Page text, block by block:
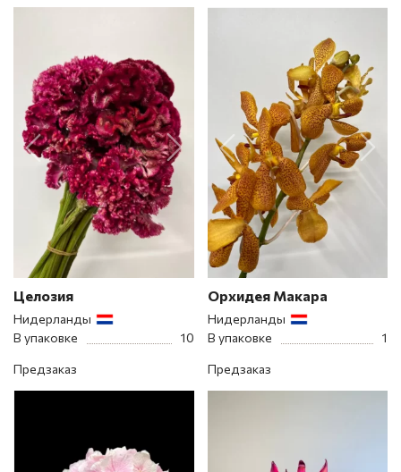
Целозия
Нидерланды
В упаковке
10
Предзаказ
Орхидея Макара
Нидерланды
В упаковке
1
Предзаказ